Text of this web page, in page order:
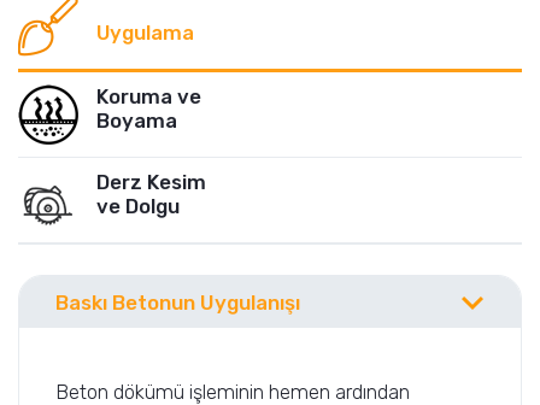
Uygulama
Koruma ve
Boyama
Derz Kesim
ve Dolgu
Baskı Betonun Uygulanışı
Beton dökümü işleminin hemen ardından